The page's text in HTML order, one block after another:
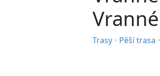
Trasy • Pěší trasa •